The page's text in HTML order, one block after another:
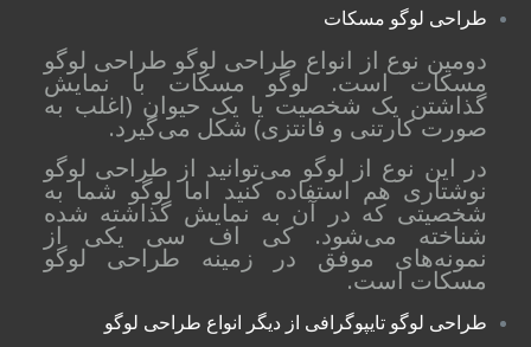
طراحی لوگو مسکات
دومین نوع از انواع طراحی لوگو طراحی لوگو
مسکات است. لوگو مسکات با نمایش
گذاشتن یک شخصیت یا یک حیوان (اغلب به
صورت کارتنی و فانتزی) شکل می‌گیرد.
در این نوع از لوگو می‌توانید از طراحی لوگو
نوشتاری هم استفاده کنید اما لوگو شما به
شخصیتی که در آن به نمایش گذاشته شده
شناخته می‌شود. کی اف سی یکی از
نمونه‌های موفق در زمینه طراحی لوگو
مسکات است.
طراحی لوگو تایپوگرافی از دیگر انواع طراحی لوگو